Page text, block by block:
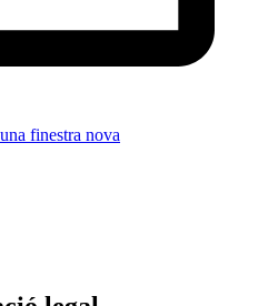
finestra nova